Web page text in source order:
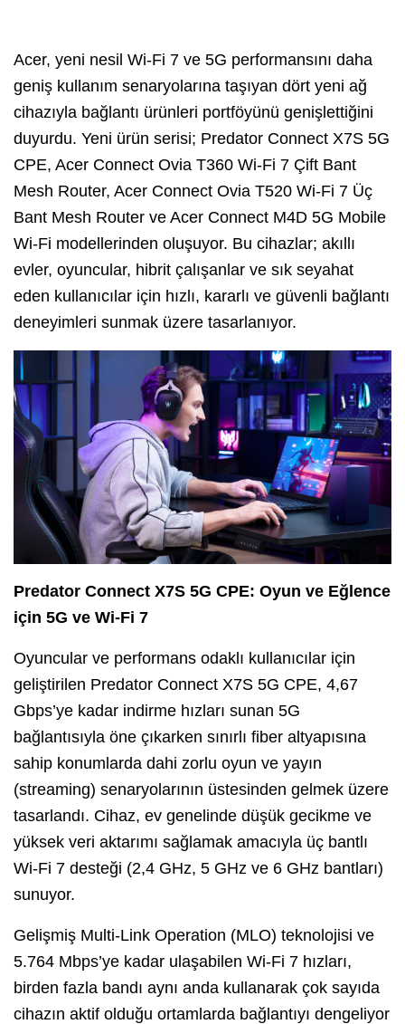
Acer, yeni nesil Wi-Fi 7 ve 5G performansını daha
geniş kullanım senaryolarına taşıyan dört yeni ağ
cihazıyla bağlantı ürünleri portföyünü genişlettiğini
duyurdu. Yeni ürün serisi; Predator Connect X7S 5G
CPE, Acer Connect Ovia T360 Wi-Fi 7 Çift Bant
Mesh Router, Acer Connect Ovia T520 Wi-Fi 7 Üç
Bant Mesh Router ve Acer Connect M4D 5G Mobile
Wi-Fi modellerinden oluşuyor. Bu cihazlar; akıllı
evler, oyuncular, hibrit çalışanlar ve sık seyahat
eden kullanıcılar için hızlı, kararlı ve güvenli bağlantı
deneyimleri sunmak üzere tasarlanıyor.
Predator Connect X7S 5G CPE: Oyun ve Eğlence
için 5G ve Wi-Fi 7
Oyuncular ve performans odaklı kullanıcılar için
geliştirilen Predator Connect X7S 5G CPE, 4,67
Gbps’ye kadar indirme hızları sunan 5G
bağlantısıyla öne çıkarken sınırlı fiber altyapısına
sahip konumlarda dahi zorlu oyun ve yayın
(streaming) senaryolarının üstesinden gelmek üzere
tasarlandı. Cihaz, ev genelinde düşük gecikme ve
yüksek veri aktarımı sağlamak amacıyla üç bantlı
Wi-Fi 7 desteği (2,4 GHz, 5 GHz ve 6 GHz bantları)
sunuyor.
Gelişmiş Multi-Link Operation (MLO) teknolojisi ve
5.764 Mbps’ye kadar ulaşabilen Wi-Fi 7 hızları,
birden fazla bandı aynı anda kullanarak çok sayıda
cihazın aktif olduğu ortamlarda bağlantıyı dengeliyor